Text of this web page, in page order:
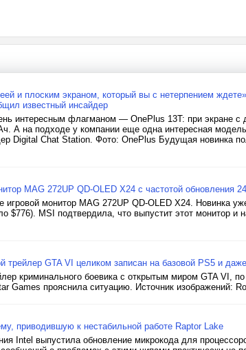
и плоским экраном, который вы с нетерпением
известный инсайдер
интересным флагманом — OnePlus 13T: при экране
А на подходе у компании еще одна интересная
Digital Chat Station. Фото: OnePlus Будущая новинка
MAG 272UP QD-OLED X24 с частотой обновления
игровой монитор MAG 272UP QD-OLED X24. Новинка
$776). MSI подтвердила, что выпустит этот монитор и
трейлер GTA VI целиком записан на базовой PS5 и
криминального боевика с открытым миром GTA VI,
Games прояснила ситуацию. Источник изображений:
приводившую к нестабильной работе Raptor Lake
Intel выпустила обновление микрокода для